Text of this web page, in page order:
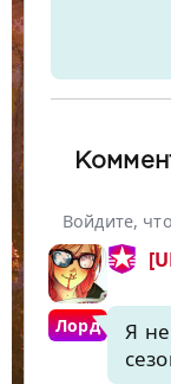
Войдите,
Лорд
Я